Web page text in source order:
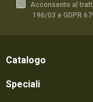
Acconsento al
196/03 e GDPR
Catalogo
Speciali